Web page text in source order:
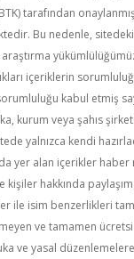
tarafından
Bu nedenle,
içeriklerin
kabul etmiş
kurum veya şahıs
yalnızca kendi
yer alan içerikler haber
hakkında
ile isim benzerlikleri
ve tamamen
ve yasal düzenlemelere